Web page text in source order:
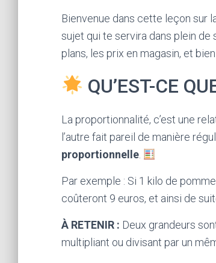
Bienvenue dans cette leçon sur
sujet qui te servira dans plein
plans, les prix en magasin, et
QU’EST-CE
La proportionnalité, c’est une
l’autre fait pareil de manière
proportionnelle
Par exemple : Si 1 kilo de
coûteront 9 euros, et ainsi de
À RETENIR : Deux grandeurs
multipliant ou divisant par un